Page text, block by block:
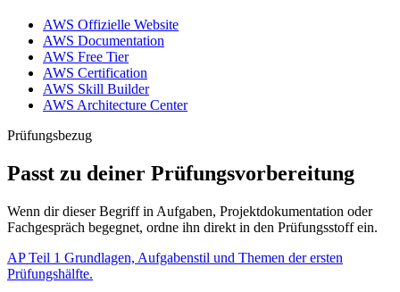
AWS Offizielle Website
AWS Documentation
AWS Free Tier
AWS Certification
AWS Skill Builder
AWS Architecture Center
Prüfungsbezug
Passt zu deiner Prüfungsvorbereitung
Wenn dir dieser Begriff in Aufgaben, Projektdokumentation oder
Fachgespräch begegnet, ordne ihn direkt in den Prüfungsstoff ein.
AP Teil 1 Grundlagen, Aufgabenstil und Themen der ersten
Prüfungshälfte.